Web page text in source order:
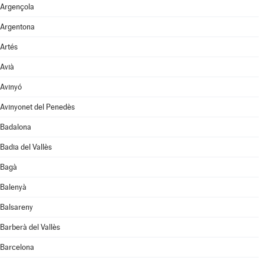
Argençola
Argentona
Artés
Avià
Avinyó
Avinyonet del Penedès
Badalona
Badia del Vallès
Bagà
Balenyà
Balsareny
Barberà del Vallès
Barcelona